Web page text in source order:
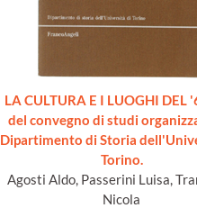
LA CULTURA E I LUOGHI DEL
del convegno di studi
Dipartimento di Storia
Torino.
Agosti Aldo, Passerini Luisa,
Nicola